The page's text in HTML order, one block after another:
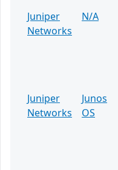
Juniper
Networks
N/A
Juniper
Networks
Junos
OS